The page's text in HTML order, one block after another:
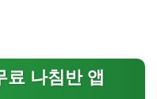
료 나침반 앱